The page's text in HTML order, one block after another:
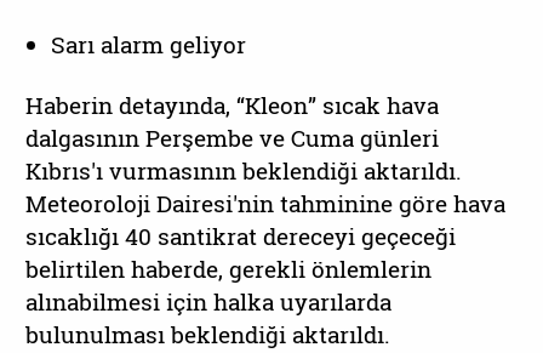
Sarı alarm geliyor
Haberin detayında, “Kleon” sıcak hava
dalgasının Perşembe ve Cuma günleri
Kıbrıs'ı vurmasının beklendiği aktarıldı.
Meteoroloji Dairesi'nin tahminine göre hava
sıcaklığı 40 santikrat dereceyi geçeceği
belirtilen haberde, gerekli önlemlerin
alınabilmesi için halka uyarılarda
bulunulması beklendiği aktarıldı.